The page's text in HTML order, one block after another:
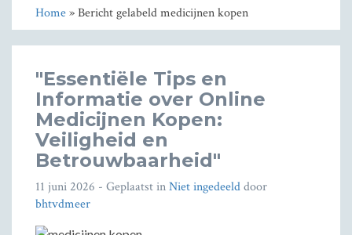
Home» Bericht gelabeld medicijnen kopen
"Essentiële Tips en
Informatie over Online
Medicijnen Kopen:
Veiligheid en
Betrouwbaarheid"
11 juni 2026 - Geplaatst inNiet ingedeelddoor
bhtvdmeer